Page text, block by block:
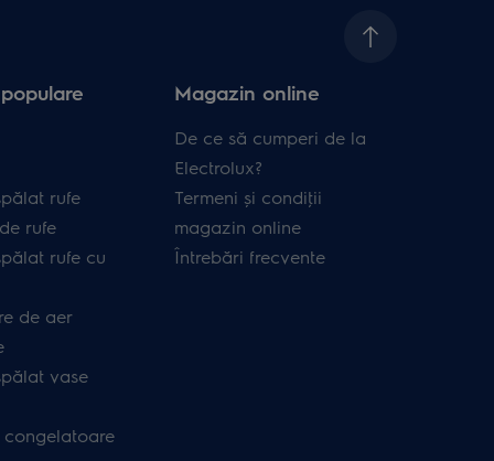
rufe
rufe
rufe cu
de aer
vase
congelatoare
Magazin online
De ce să cumperi de la
Electrolux?
Termeni și condiţii
magazin online
Întrebări frecvente